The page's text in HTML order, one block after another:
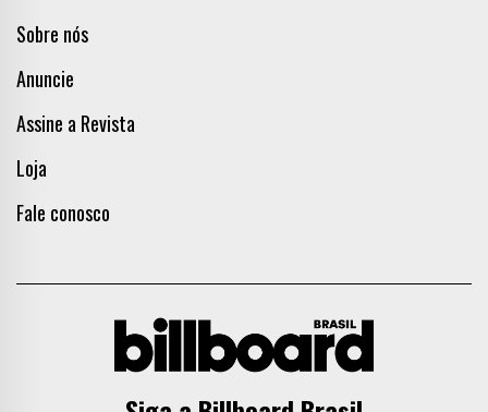
Sobre nós
Anuncie
Assine a Revista
Loja
Fale conosco